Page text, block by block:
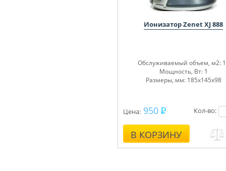
Ионизатор Zenet XJ 888
Обслуживаемый объем, м2:
Мощность, Вт: 1
Размеры, мм: 185х145х98
Цена: 950
В КОРЗИНУ
Кол-во: